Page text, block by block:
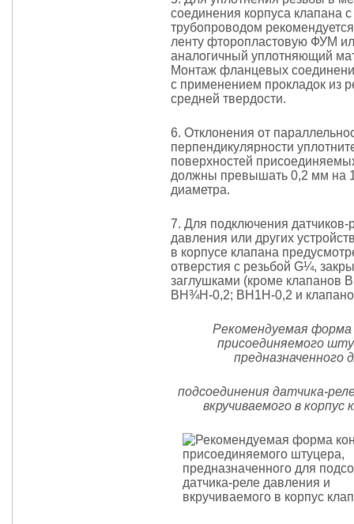
соединения корпуса клапана с
трубопроводом
ленту фторопластовую ФУМ
аналогичный уплотняющий
Монтаж фланцевых
c применением прокладок из
средней твердости.
6. Отклонения от
перпендикулярности
поверхностей
должны превышать 0,2 мм на
диаметра.
7. Для подключения датчиков-
давления или других
в корпусе клапана
отверстия с резьбой G¼,
заглушками (кроме клапанов
ВН¾Н-0,2; ВН1Н-0,2 и
Рекомендуемая форма
присоединяемого
предназначенного
подсоединения датчика-
вкручиваемого в корпус